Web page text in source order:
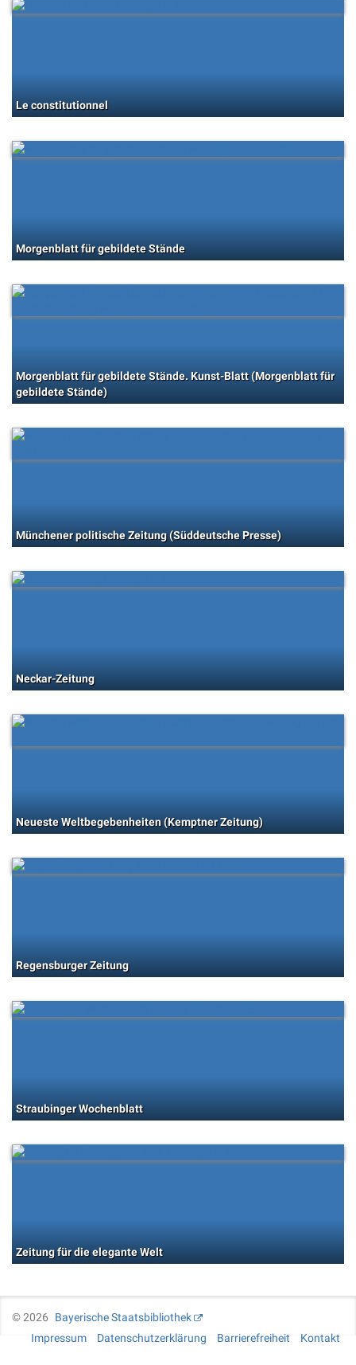
Le constitutionnel
Morgenblatt für gebildete Stände
Morgenblatt für gebildete Stände. Kunst-Blatt (Morgenblatt für
gebildete Stände)
Münchener politische Zeitung (Süddeutsche Presse)
Neckar-Zeitung
Neueste Weltbegebenheiten (Kemptner Zeitung)
Regensburger Zeitung
Straubinger Wochenblatt
Zeitung für die elegante Welt
©2026
Bayerische Staatsbibliothek
Impressum
Datenschutzerklärung Barrierefreiheit Kontakt